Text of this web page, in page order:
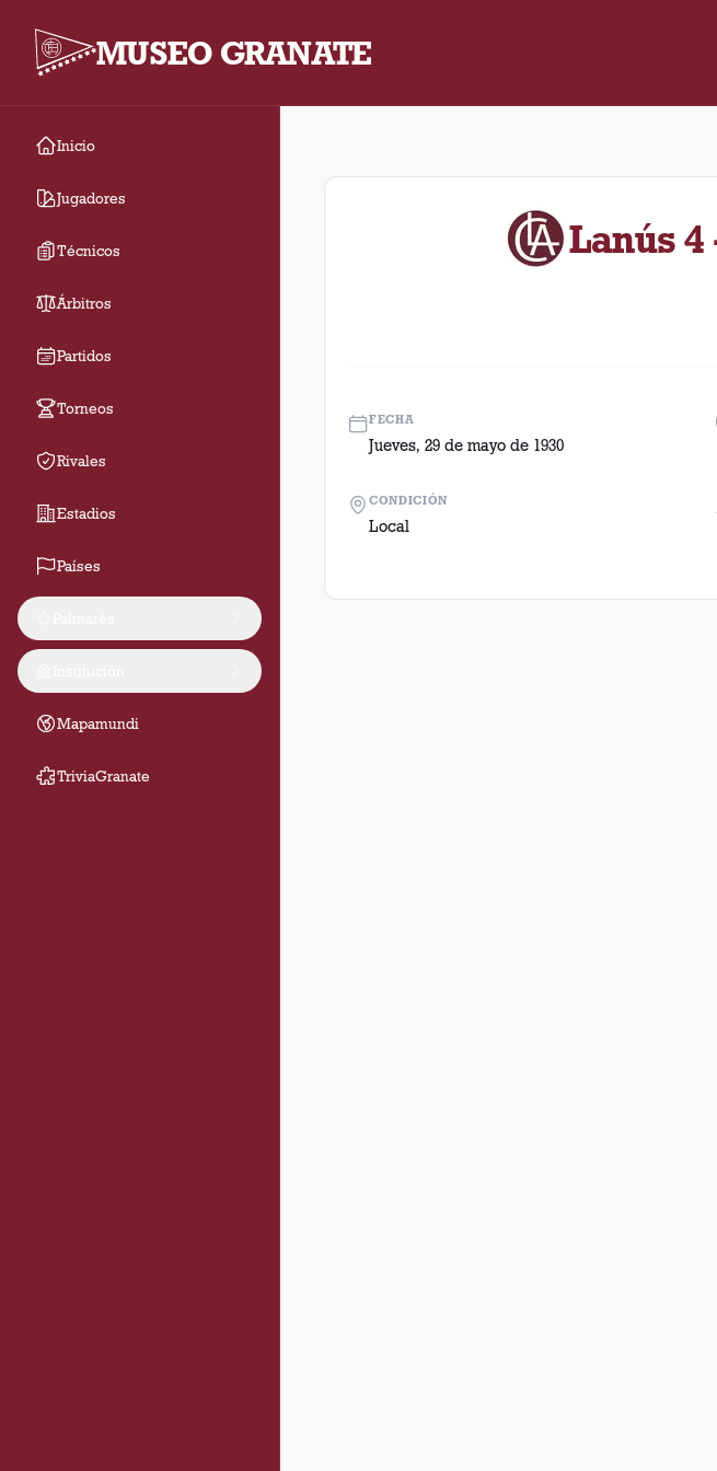
MUSEO GRANATE
Inicio
Jugadores
Técnicos
Árbitros
Partidos
Torneos
Rivales
Estadios
Países
Mapamundi
TriviaGranate
Fecha 6. Partido entre Lanús y Defensores de
Lanús 4
FECHA
Jueves, 29 de mayo de 1930
CONDICIÓN
Local